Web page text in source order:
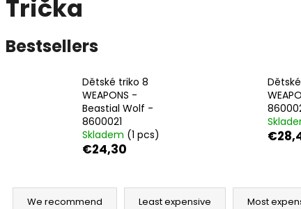
Trička
Bestsellers
Dětské triko 8
WEAPONS -
Beastial Wolf -
8600021
Skladem (1 pcs)
€24,30
P
We recommend Least expensive Most
We recommend